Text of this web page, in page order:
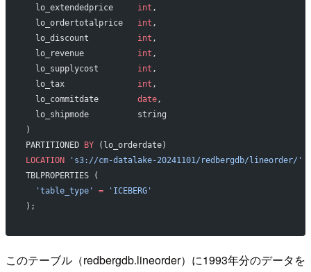
  lo_extendedprice
int ,
  lo_ordertotalprice
int ,
  lo_discount
int ,
  lo_revenue
int ,
  lo_supplycost
int ,
  lo_tax
int ,
  lo_commitdate
date,
  lo_shipmode          string
)
PARTITIONED BY (lo_orderdate)
LOCATION 's3://cm-datalake-20241101/redbergdb/lineorder/'
TBLPROPERTIES (
  'table_type'
= 'ICEBERG'
);
このテーブル（redbergdb.lineorder）に1993年分のデータを